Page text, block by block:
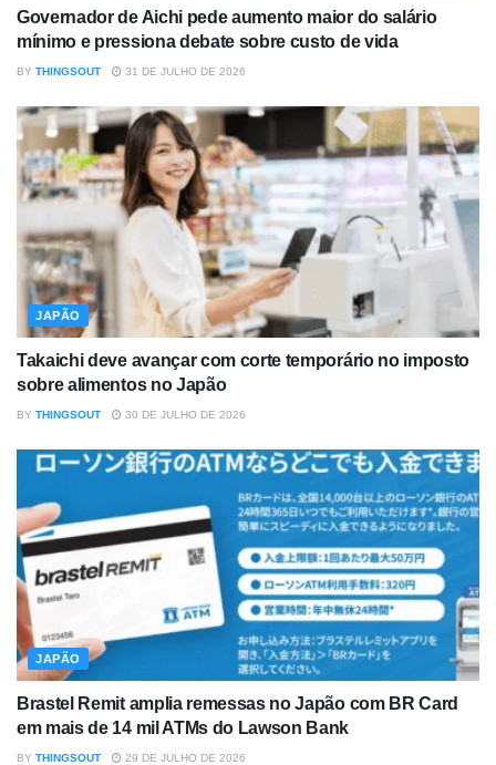
Governador de Aichi pede aumento maior do salário
mínimo e pressiona debate sobre custo de vida
BY THINGSOUT 31 DE JULHO DE 2026
JAPÃO
Takaichi deve avançar com corte temporário no imposto
sobre alimentos no Japão
BY THINGSOUT 30 DE JULHO DE 2026
JAPÃO
Brastel Remit amplia remessas no Japão com BR Card
em mais de 14 mil ATMs do Lawson Bank
BY THINGSOUT 29 DE JULHO DE 2026